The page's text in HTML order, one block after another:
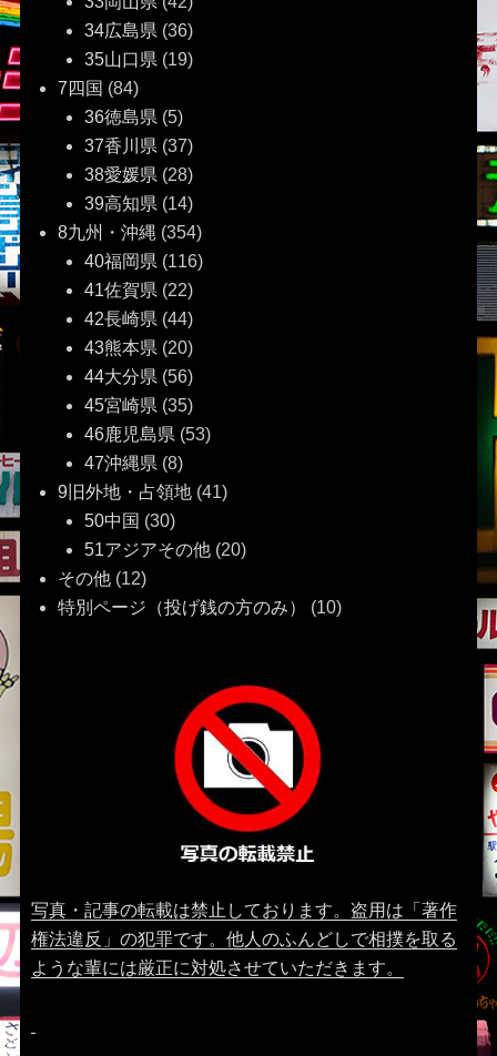
34広島県 (36)
35山口県 (19)
7四国 (84)
36徳島県 (5)
37香川県 (37)
38愛媛県 (28)
39高知県 (14)
8九州・沖縄 (354)
40福岡県 (116)
41佐賀県 (22)
42長崎県 (44)
43熊本県 (20)
44大分県 (56)
45宮崎県 (35)
46鹿児島県 (53)
47沖縄県 (8)
9旧外地・占領地(41)
50中国 (30)
51アジアその他(20)
その他(12)
特別ページ（投げ銭の方のみ）
(10)
写真・記事の転載は禁止しております。盗用は「著作
権法違反」の犯罪です。他人のふんどしで相撲を取る
ような輩には厳正に対処させていただきます。